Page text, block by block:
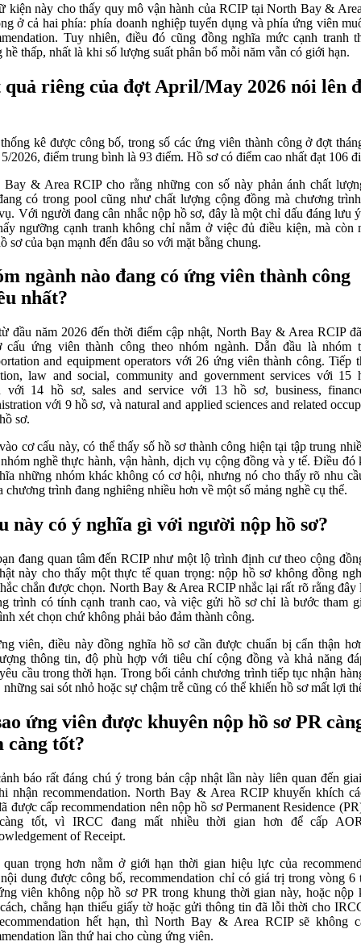
kiện này cho thấy quy mô vận hành của RCIP tại North Bay &
ở cả hai phía: phía doanh nghiệp tuyển dụng và phía ứng viên
Tuy nhiên, điều đó cũng đồng nghĩa mức cạnh tranh
hề thấp, nhất là khi số lượng suất phân bổ mỗi năm vẫn có giới hạn.
riêng của đợt April/May 2026 nói lên
kê được công bố, trong số các ứng viên thành công ở đợt
2026, điểm trung bình là 93 điểm. Hồ sơ có điểm cao nhất đạt 106
Bay & Area RCIP cho rằng những con số này phản ánh chất
có trong pool cũng như chất lượng cộng đồng mà chương
Với người đang cân nhắc nộp hồ sơ, đây là một chỉ dấu đáng lưu
ngưỡng cạnh tranh không chỉ nằm ở việc đủ điều kiện, mà còn
sơ của bạn mạnh đến đâu so với mặt bằng chung.
ngành nào đang có ứng viên thành công
nhất?
đầu năm 2026 đến thời điểm cập nhật, North Bay & Area RCIP
cấu ứng viên thành công theo nhóm ngành. Dẫn đầu là nhóm
and equipment operators với 26 ứng viên thành công. Tiếp
law and social, community and government services với 15
với 14 hồ sơ, sales and service với 13 hồ sơ, business,
với 9 hồ sơ, và natural and applied sciences and related
sơ.
cơ cấu này, có thể thấy số hồ sơ thành công hiện tại tập trung
nghề thực hành, vận hành, dịch vụ cộng đồng và y tế. Điều đó
những nhóm khác không có cơ hội, nhưng nó cho thấy rõ nhu
chương trình đang nghiêng nhiều hơn về một số mảng nghề cụ thể.
này có ý nghĩa gì với người nộp hồ sơ?
đang quan tâm đến RCIP như một lộ trình định cư theo cộng
này cho thấy một thực tế quan trọng: nộp hồ sơ không đồng
chắn được chọn. North Bay & Area RCIP nhắc lại rất rõ rằng đây
trình có tính cạnh tranh cao, và việc gửi hồ sơ chỉ là bước tham
xét chọn chứ không phải bảo đảm thành công.
viên, điều này đồng nghĩa hồ sơ cần được chuẩn bị cẩn thận
thông tin, độ phù hợp với tiêu chí cộng đồng và khả năng
cầu trong thời hạn. Trong bối cảnh chương trình tiếp tục nhận
những sai sót nhỏ hoặc sự chậm trễ cũng có thể khiến hồ sơ mất lợi
ứng viên được khuyên nộp hồ sơ PR
càng tốt?
báo rất đáng chú ý trong bản cập nhật lần này liên quan đến
nhận recommendation. North Bay & Area RCIP khuyến khích
được cấp recommendation nên nộp hồ sơ Permanent Residence
tốt, vì IRCC đang mất nhiều thời gian hơn để cấp
of Receipt.
trọng hơn nằm ở giới hạn thời gian hiệu lực của
dung được công bố, recommendation chỉ có giá trị trong vòng 6
viên không nộp hồ sơ PR trong khung thời gian này, hoặc nộp
chẳng hạn thiếu giấy tờ hoặc gửi thông tin đã lỗi thời cho
hết hạn, thì North Bay & Area RCIP sẽ không
lần thứ hai cho cùng ứng viên.